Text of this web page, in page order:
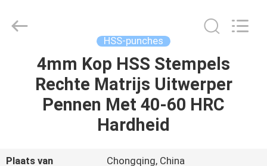
HUIS
PRODUCTEN
Limited.
HSS-punches
4mm Kop HSS Stempels
Rechte Matrijs Uitwerper
Pennen Met 40-60 HRC
Hardheid
Plaats van
Chongqing, China